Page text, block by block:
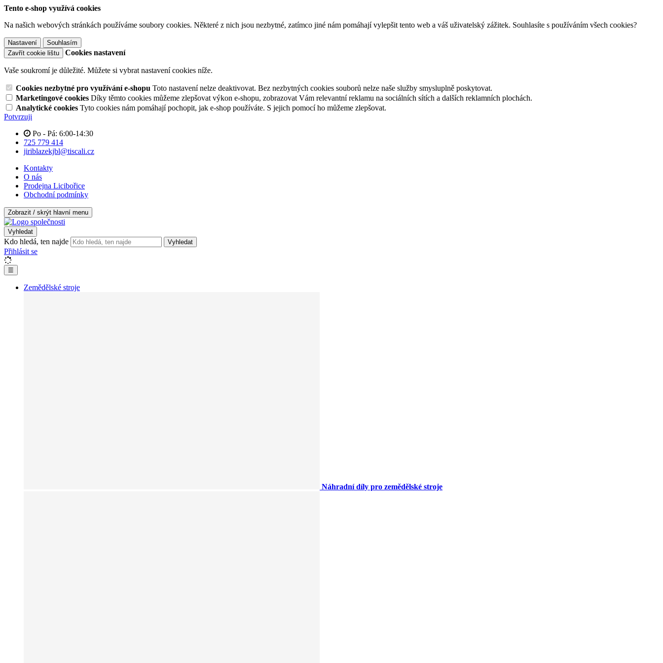
Tento e-shop využívá cookies
Na našich webových stránkách používáme soubory cookies. Některé z nich jsou nezbytné, zatímco jiné nám pomáhají vylepšit tento web a váš uživatelský zážitek. Souhlasíte s používáním všech cookies?
Nastavení
Souhlasím
Zavřít cookie lištu
Cookies nastavení
Vaše soukromí je důležité. Můžete si vybrat nastavení cookies níže.
Cookies nezbytné pro využívání e-shopu Toto nastavení nelze deaktivovat. Bez nezbytných cookies souborů nelze naše služby smysluplně poskytovat.
Marketingové cookies Díky těmto cookies můžeme zlepšovat výkon e-shopu, zobrazovat Vám relevantní reklamu na sociálních sítích a dalších reklamních plochách.
Analytické cookies Tyto cookies nám pomáhají pochopit, jak e-shop používáte. S jejich pomocí ho můžeme zlepšovat.
Potvrzuji
Po - Pá: 6:00-14:30
725 779 414
jiriblazekjbl@tiscali.cz
Kontakty
O nás
Prodejna Licibořice
Obchodní podmínky
Zobrazit / skrýt hlavní menu
Vyhledat
Kdo hledá, ten najde Vyhledat
Přihlásit se
☰
Zemědělské stroje
Náhradní díly pro zemědělské stroje